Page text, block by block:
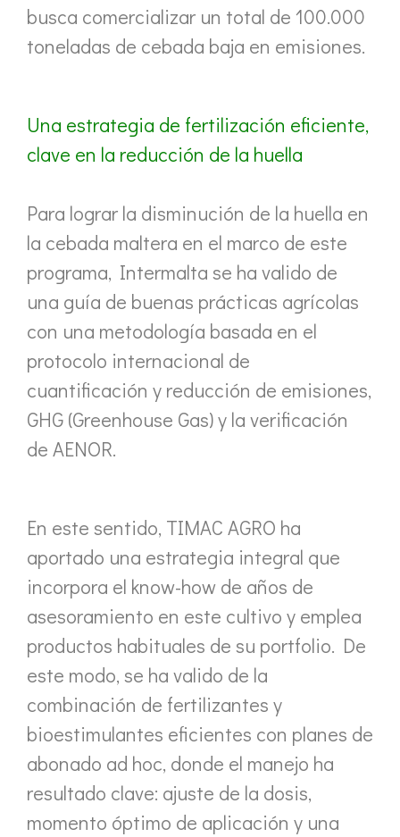
busca comercializar un total de 100.000
toneladas de cebada baja en emisiones.
Una estrategia de fertilización eficiente,
clave en la reducción de la huella
Para lograr la disminución de la huella en
la cebada maltera en el marco de este
programa, Intermalta se ha valido de
una guía de buenas prácticas agrícolas
con una metodología basada en el
protocolo internacional de
cuantificación y reducción de emisiones,
GHG (Greenhouse Gas) y la verificación
de AENOR.
En este sentido, TIMAC AGRO ha
aportado una estrategia integral que
incorpora el know-how de años de
asesoramiento en este cultivo y emplea
productos habituales de su portfolio. De
este modo, se ha valido de la
combinación de fertilizantes y
bioestimulantes eficientes con planes de
abonado ad hoc, donde el manejo ha
resultado clave: ajuste de la dosis,
momento óptimo de aplicación y una